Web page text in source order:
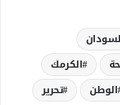
الكرمك
الوطن تحرير